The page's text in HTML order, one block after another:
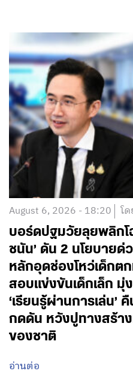
August 6, 2026 - 18:20 โ
บอร์ดปฐมวัยลุยพลิกโ
ชนัน’ ดัน 2 นโยบายด่
หลักอุดช่องโหว่เด็กต
สอบแข่งขันเด็กเล็ก มุ่ง
‘เรียนรู้ผ่านการเล่น’
กดดัน หวังปูทางสร้า
ของชาติ
อ่านต่อ